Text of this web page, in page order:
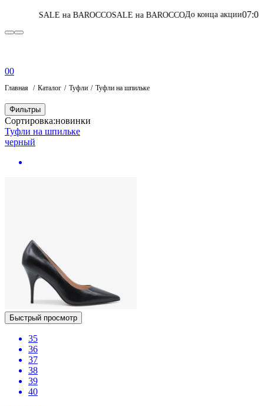
на BAROCCOSALE на BAROCCOДо конца акции07:01:02:01
00
Главная Каталог Туфли Туфли на шпильке
Фильтры
Сортировка:новинки
Туфли на шпильке
черный
Быстрый просмотр
35
36
37
38
39
40